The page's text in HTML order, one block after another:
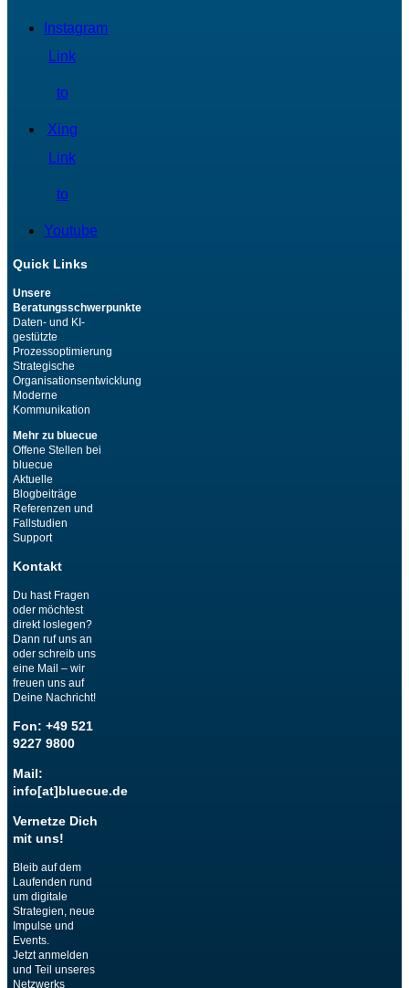
Instagram
Link
to
Xing
Link
to
Youtube
Quick Links
Unsere
Beratungsschwerpunkte
Daten- und KI-
gestützte
Prozessoptimierung
Strategische
Organisationsentwicklung
Moderne
Kommunikation
Mehr zu bluecue
Offene Stellen bei
bluecue
Aktuelle
Blogbeiträge
Referenzen und
Fallstudien
Support
Kontakt
Du hast Fragen
oder möchtest
direkt loslegen?
Dann ruf uns an
oder schreib uns
eine Mail – wir
freuen uns auf
Deine Nachricht!
Fon: +49 521
9227 9800
Mail:
info[at]bluecue.de
Vernetze Dich
mit uns!
Bleib auf dem
Laufenden rund
um digitale
Strategien, neue
Impulse und
Events.
Jetzt anmelden
und Teil unseres
Netzwerks